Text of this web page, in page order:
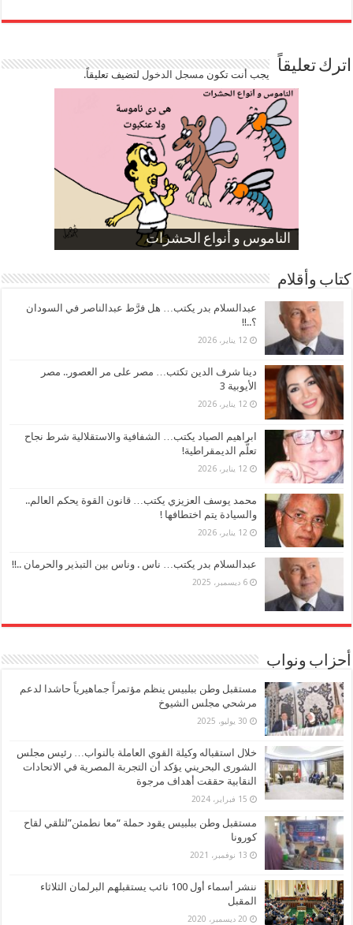
اترك تعليقاً يجب أنت تكون مسجل الدخوللتضيف تعليقاً.
الناموس و أنواع الحشرات
الموظفين بعد ارتفاع الأسعار
ارتفاع نسبة الطلاق في مصر
صورة كاركاتيرية
صورة كاركاتيرية
كتاب وأقلام
عبدالسلام بدر يكتب… هل فرَّط عبدالناصر في السودان
؟..!!
12 يناير، 2026
دينا شرف الدين تكتب… مصر على مر العصور.. مصر
الأيوبية 3
12 يناير، 2026
ابراهيم الصياد يكتب… الشفافية والاستقلالية شرط نجاح
تعلُّم الديمقراطية!
12 يناير، 2026
محمد يوسف العزيزي يكتب… قانون القوة يحكم العالم..
والسيادة يتم اختطافها !
12 يناير، 2026
عبدالسلام بدر يكتب… ناس . وناس بين التبذير والحرمان ..!!
6 ديسمبر، 2025
أحزاب ونواب
مستقبل وطن ببلبيس ينظم مؤتمراً جماهيرياً حاشدا لدعم
مرشحي مجلس الشيوخ
30 يوليو، 2025
خلال استقباله وكيلة القوي العاملة بالنواب… رئيس مجلس
الشورى البحريني يؤكد أن التجربة المصرية في الاتحادات
النقابية حققت أهداف مرجوة
15 فبراير، 2024
مستقبل وطن ببلبيس يقود حملة “معا نطمئن”لتلقي لقاح
كورونا
13 نوفمبر، 2021
ننشر أسماء أول 100 نائب يستقبلهم البرلمان الثلاثاء
المقبل
20 ديسمبر، 2020